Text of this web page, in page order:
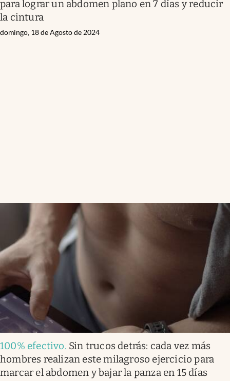
para lograr un abdomen plano en 7 días y reducir
la cintura
domingo, 18 de Agosto de 2024
100% efectivo. Sin trucos detrás: cada vez más
hombres realizan este milagroso ejercicio para
marcar el abdomen y bajar la panza en 15 días